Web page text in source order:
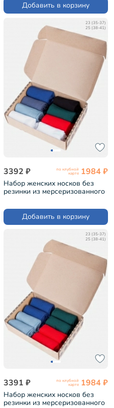
Добавить в корзину
23 (35-37)
25 (38-41)
3392 ₽ по клубной
карте 1984 ₽
Набор женских носков без
резинки из мерсеризованного
(PG-15D22-8)
Добавить в корзину
23 (35-37)
25 (38-41)
3391 ₽ по клубной
карте 1984 ₽
Набор женских носков без
резинки из мерсеризованного